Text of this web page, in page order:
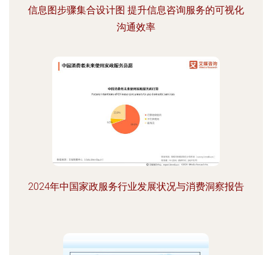
信息图步骤集合设计图 提升信息咨询服务的可视化
沟通效率
2024年中国家政服务行业发展状况与消费洞察报告